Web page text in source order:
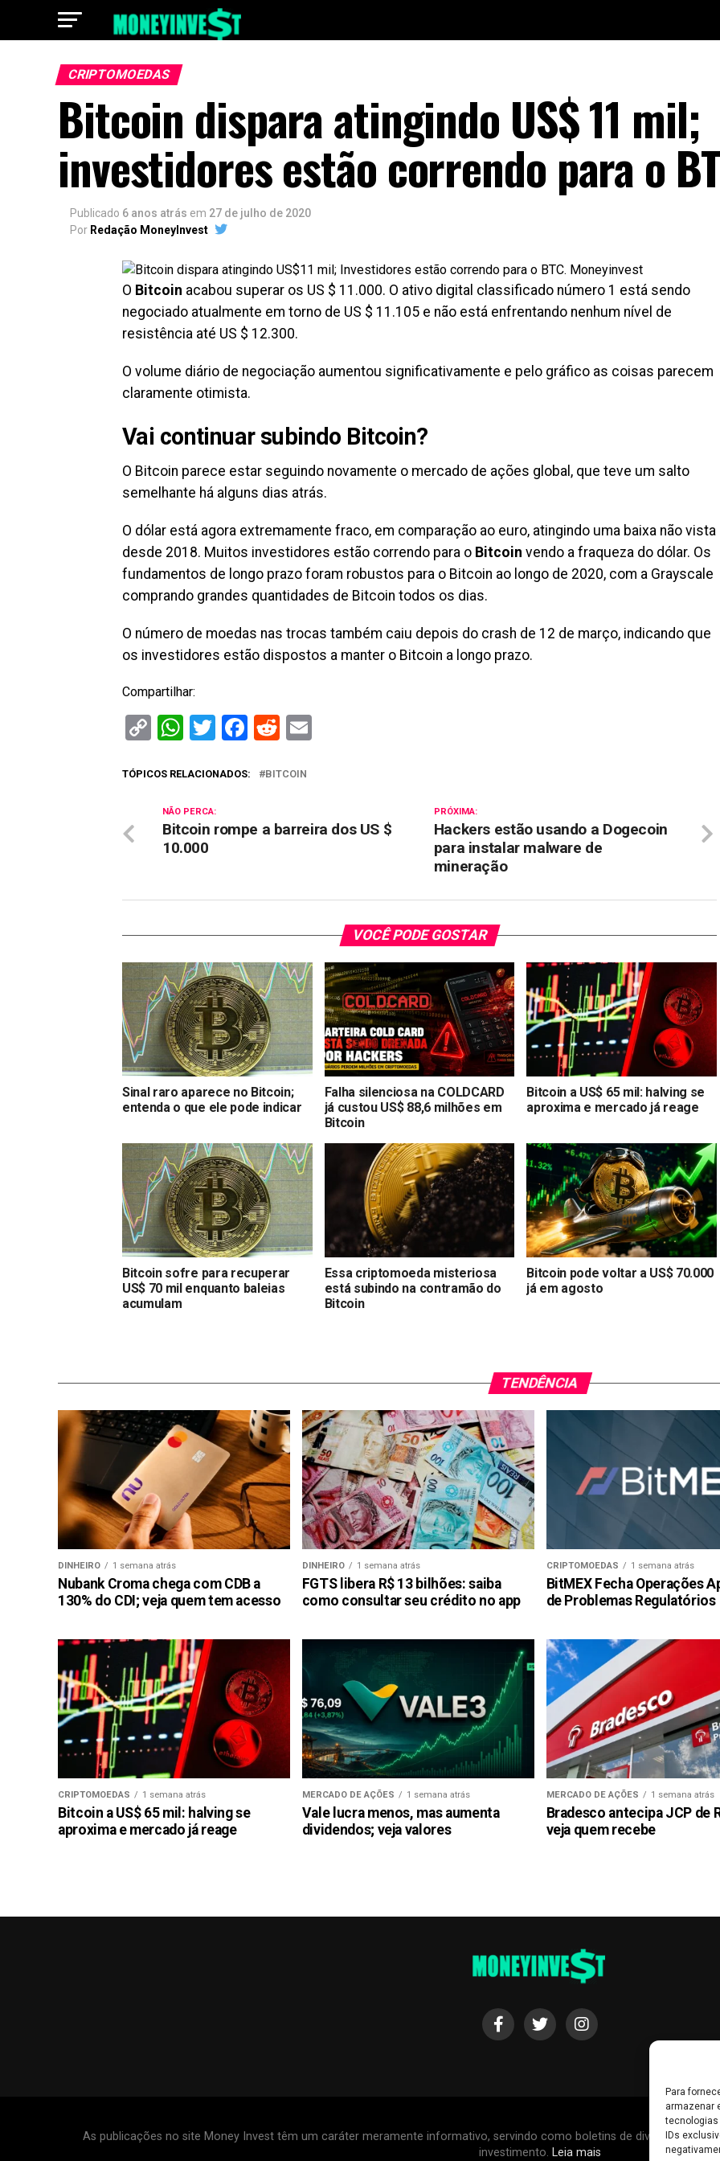
Para
armazenar
tecnologias
IDs
CRIPTOMOEDAS
Bitcoin dispara atingindo US$ 11 mil;
investidores estão correndo para o
Publicado 6 anos atrás em 27 de julho de 2020
Por Redação MoneyInvest
O Bitcoin acabou superar os US $ 11.000. O ativo digital classificado número 1 está sendo
negociado atualmente em torno de US $ 11.105 e não está enfrentando nenhum nível de
resistência até US $ 12.300.
O volume diário de negociação aumentou significativamente e pelo gráfico as coisas parecem
claramente otimista.
Vai continuar subindo Bitcoin?
O Bitcoin parece estar seguindo novamente o mercado de ações global, que teve um salto
semelhante há alguns dias atrás.
O dólar está agora extremamente fraco, em comparação ao euro, atingindo uma baixa não vista
desde 2018. Muitos investidores estão correndo para o Bitcoin vendo a fraqueza do dólar. Os
fundamentos de longo prazo foram robustos para o Bitcoin ao longo de 2020, com a Grayscale
comprando grandes quantidades de Bitcoin todos os dias.
O número de moedas nas trocas também caiu depois do crash de 12 de março, indicando que
os investidores estão dispostos a manter o Bitcoin a longo prazo.
Compartilhar:
CopyWhatsApp
Twitter
Facebook
Reddit
TÓPICOS RELACIONADOS: BITCOIN
PRÓXIMA:
Hackers estão usando a Dogecoin
para instalar malware de
mineração
NÃO PERCA:
Bitcoin rompe a barreira dos US $
10.000
VOCÊ PODE GOSTAR
Sinal raro aparece no Bitcoin;
entenda o que ele pode indicar
Falha silenciosa na COLDCARD
já custou US$ 88,6 milhões em
Bitcoin
Bitcoin a US$ 65 mil: halving se
aproxima e mercado já reage
Bitcoin sofre para recuperar
US$ 70 mil enquanto baleias
acumulam
Essa criptomoeda misteriosa
está subindo na contramão do
Bitcoin
Bitcoin pode voltar a US$ 70.000
já em agosto
TENDÊNCIA
DINHEIRO 1 semana atrás
Nubank Croma chega com CDB a
130% do CDI; veja quem tem acesso
DINHEIRO 1 semana atrás
FGTS libera R$ 13 bilhões: saiba
como consultar seu crédito no app
CRIPTOMOEDAS 1 semana atrás
BitMEX Fecha Operações
de Problemas Regulatórios
CRIPTOMOEDAS 1 semana atrás
Bitcoin a US$ 65 mil: halving se
aproxima e mercado já reage
MERCADO DE AÇÕES 1 semana atrás
Vale lucra menos, mas aumenta
dividendos; veja valores
MERCADO DE AÇÕES 1 semana atrás
Bradesco antecipa JCP de
veja quem recebe
As publicações no site Money Invest têm um caráter meramente informativo, servindo como boletins de divulgação, e
investimento. Leia mais